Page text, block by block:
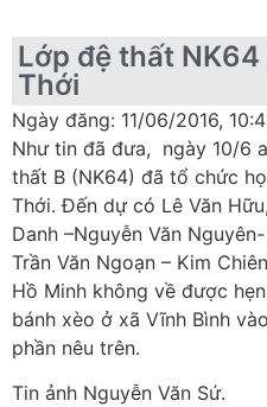
Lớp đệ thất
Thới
Ngày đăng: 11/06/2016,
Như tin đã đưa, ngày 10/6
thất B (NK64) đã tổ chức
Thới. Đến dự có Lê Văn
Danh –Nguyễn Văn
Trần Văn Ngoạn – Kim
Hồ Minh không về được
bánh xèo ở xã Vĩnh Bình
phần nêu trên.
Tin ảnh Nguyễn Văn Sứ.